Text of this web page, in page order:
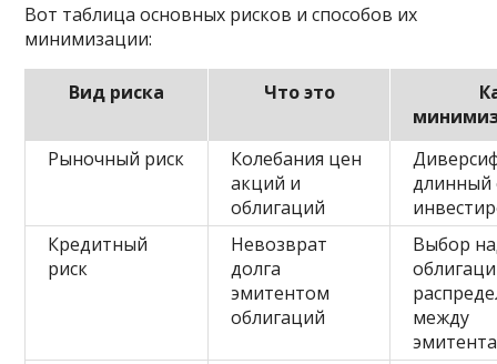
Вот таблица основных рисков и способов их
минимизации:
Вид риска Что это
Рыночный риск
Колебания цен
акций и
облигаций
длинный
Кредитный
риск
Невозврат
долга
эмитентом
облигаций
Выбор
между